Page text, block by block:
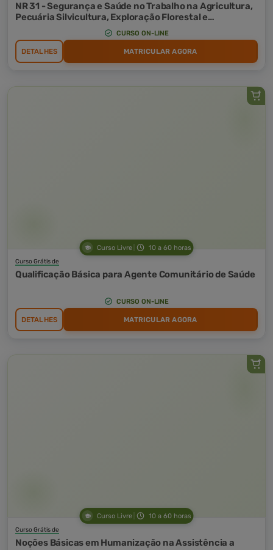
NR 31 - Segurança e Saúde no Trabalho na Agricultura,
Pecuária Silvicultura, Exploração Florestal e
CURSO ON-LINE
DETALHES MATRICULAR AGORA
Curso Livre 10 a 60 horas
Curso Grátis de
Qualificação Básica para Agente Comunitário de Saúde
CURSO ON-LINE
DETALHES MATRICULAR AGORA
Curso Livre 10 a 60 horas
Curso Grátis de
Noções Básicas em Humanização na Assistência a